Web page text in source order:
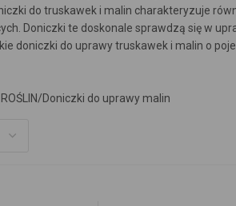
do truskawek i malin charakteryzuje
Doniczki te doskonale sprawdzą się w
doniczki do uprawy truskawek i malin o
Doniczki do uprawy malin